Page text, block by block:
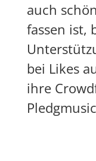
auch
fassen ist,
bei Likes
ihre